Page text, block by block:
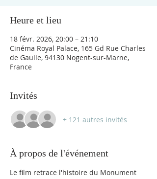
Heure et lieu
18 févr. 2026, 20:00 – 21:10
Cinéma Royal Palace, 165 Gd Rue Charles
de Gaulle, 94130 Nogent-sur-Marne,
France
Invités
+ 121 autres invités
À propos de l'événement
Le film retrace l'histoire du Monument